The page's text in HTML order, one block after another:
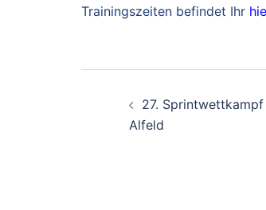
Trainingszeiten befindet Ihr
27.
Alfeld